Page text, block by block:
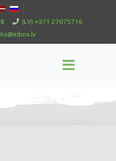
(LV) +371 27075716